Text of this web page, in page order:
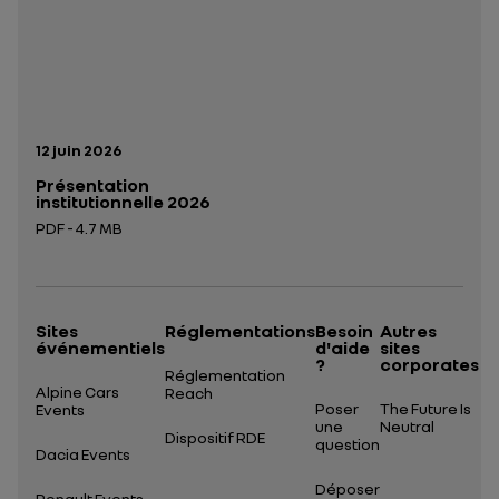
Date de publication:
12 juin 2026
Présentation
institutionnelle 2026
PDF - 4.7 MB
Sites
événementiels
Alpine Cars
Events
Dacia Events
Réglementations
Réglementation
Reach
Dispositif RDE
Besoin
d'aide
?
Poser
une
question
Déposer
Autres
sites
corporates
The Future Is
Neutral